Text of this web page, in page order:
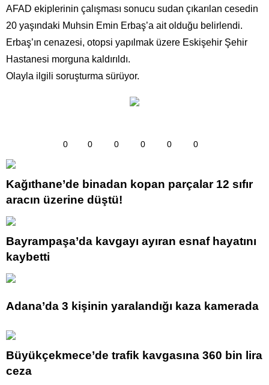
AFAD ekiplerinin çalışması sonucu sudan çıkarılan cesedin
20 yaşındaki Muhsin Emin Erbaş’a ait olduğu belirlendi.
Erbaş’ın cenazesi, otopsi yapılmak üzere Eskişehir Şehir
Hastanesi morguna kaldırıldı.
Olayla ilgili soruşturma sürüyor.
0 0 0 0 0 0
Kağıthane’de binadan kopan parçalar 12 sıfır
aracın üzerine düştü!
Bayrampaşa’da kavgayı ayıran esnaf hayatını
kaybetti
Adana’da 3 kişinin yaralandığı kaza kamerada
Büyükçekmece’de trafik kavgasına 360 bin lira
ceza